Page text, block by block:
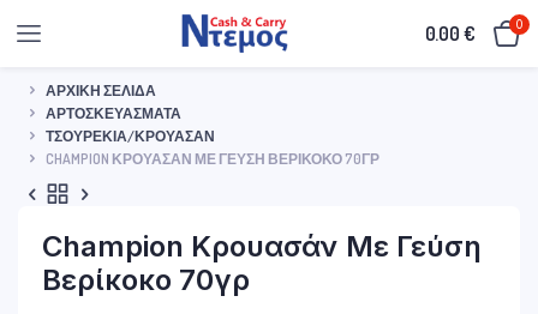
0.00€ 0
ΑΡΧΙΚΉ ΣΕΛΊΔΑ
ΑΡΤΟΣΚΕΥΆΣΜΑΤΑ
ΤΣΟΥΡΈΚΙΑ/ΚΡΟΥΑΣΆΝ
CHAMPION ΚΡΟΥΑΣΆΝ ΜΕ ΓΕΎΣΗ ΒΕΡΊΚΟΚΟ 70ΓΡ
Champion Κρουασάν Με Γεύση
Βερίκοκο 70γρ